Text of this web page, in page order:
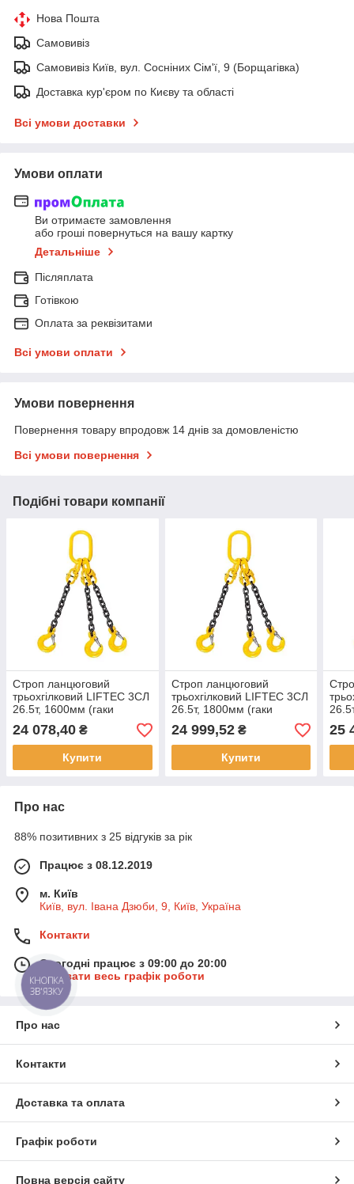
Нова Пошта
Самовивіз
Самовивіз Київ, вул. Сосніних Сім'ї, 9 (Борщагівка)
Доставка кур'єром по Києву та області
Всі умови доставки
Умови оплати
Ви отримаєте замовлення
або гроші повернуться на вашу картку
Детальніше
Післяплата
Готівкою
Оплата за реквізитами
Всі умови оплати
Умови повернення
Повернення товару впродовж 14 днів за домовленістю
Всі умови повернення
Подібні товари компанії
Строп ланцюговий
трьохгілковий LIFTEC 3СЛ
26.5т, 1600мм (гаки
самозакривні)
24 078,40 ₴
Купити
Строп ланцюговий
трьохгілковий LIFTEC 3СЛ
26.5т, 1800мм (гаки
самозакривні)
24 999,52₴
Купити
25
Про нас
88% позитивних з 25 відгуків за рік
Працює з 08.12.2019
м. Київ
Київ, вул. Івана Дзюби, 9, Київ, Україна
Контакти
Сьогодні працює з 09:00 до 20:00
Показати весь графік роботи
Про нас
Контакти
Доставка та оплата
Графік роботи
Повна версія сайту
КНОПКА
ЗВ'ЯЗКУ